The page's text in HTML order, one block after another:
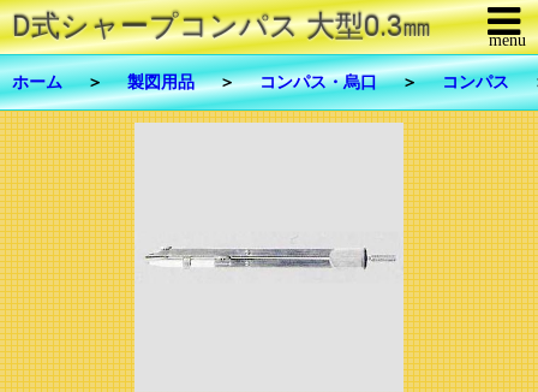
D式シャープコンパス 大型0.3㎜ - 建menu
メニューを閉じる
商品一覧
修理・メンテナンス
FAX注文
お問合せ
ご利用について
ホーム ＞ 製図用品 ＞ コンパス・烏口 ＞ コンパス